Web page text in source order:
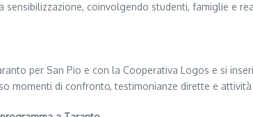
sensibilizzazione, coinvolgendo studenti, famiglie e
per San Pio e con la Cooperativa Logos e si
momenti di confronto, testimonianze dirette e